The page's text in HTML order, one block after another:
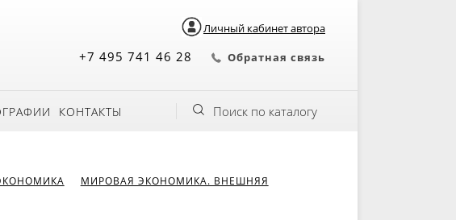
Личный кабинет автора
+7 495 741 46 28 Обратная связь
КОНТАКТЫ Поиск по каталогу
МИРОВАЯ ЭКОНОМИКА. ВНЕШНЯЯ